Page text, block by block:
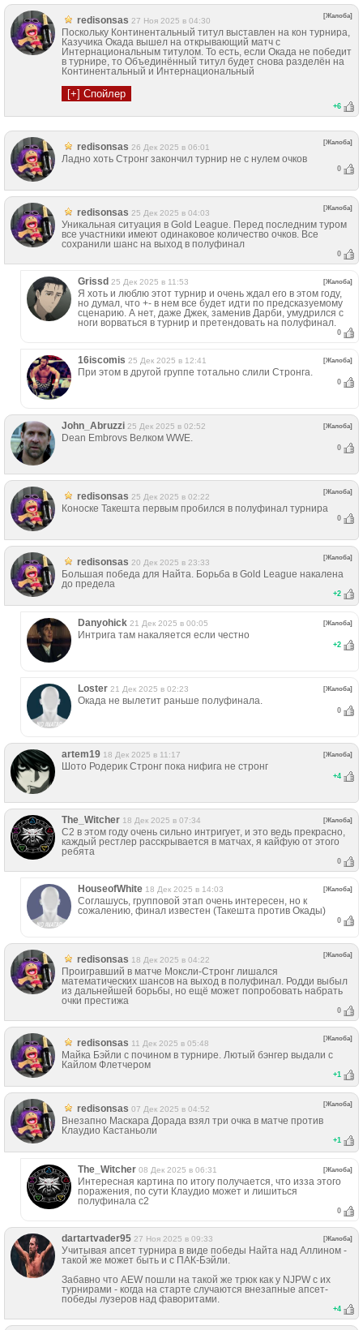
redisonsas 27 Ноя 2025 в 04:30
[Жалоба]
Поскольку Континентальный титул выставлен на кон турнира,
Казучика Окада вышел на открывающий матч с
Интернациональным титулом. То есть, если Окада не победит
в турнире, то Объединённый титул будет снова разделён на
Континентальный и Интернациональный
+6
redisonsas 26 Дек 2025 в 06:01
[Жалоба]
Ладно хоть Стронг закончил турнир не с нулем очков
0
redisonsas 25 Дек 2025 в 04:03
[Жалоба]
Уникальная ситуация в Gold League. Перед последним туром
все участники имеют одинаковое количество очков. Все
сохранили шанс на выход в полуфинал
0
Grissd 25 Дек 2025 в 11:53 [Жалоба]
Я хоть и люблю этот турнир и очень ждал его в этом году,
но думал, что +- в нем все будет идти по предсказуемому
сценарию. А нет, даже Джек, заменив Дарби, умудрился с
ноги ворваться в турнир и претендовать на полуфинал.
0
16iscomis 25 Дек 2025 в 12:41 [Жалоба]
При этом в другой группе тотально слили Стронга.
0
John_Abruzzi 25 Дек 2025 в 02:52 [Жалоба]
Dean Embrovs Велком WWE.
0
redisonsas 25 Дек 2025 в 02:22
[Жалоба]
Коноске Такешта первым пробился в полуфинал турнира
0
redisonsas 20 Дек 2025 в 23:33
[Жалоба]
Большая победа для Найта. Борьба в Gold League накалена
до предела
+2
Danyohick 21 Дек 2025 в 00:05 [Жалоба]
Интрига там накаляется если честно
+2
Loster 21 Дек 2025 в 02:23 [Жалоба]
Окада не вылетит раньше полуфинала.
0
artem19 18 Дек 2025 в 11:17 [Жалоба]
Шото Родерик Стронг пока нифига не стронг
+4
The_Witcher 18 Дек 2025 в 07:34 [Жалоба]
С2 в этом году очень сильно интригует, и это ведь прекрасно,
каждый рестлер расскрывается в матчах, я кайфую от этого
ребята
0
HouseofWhite 18 Дек 2025 в 14:03 [Жалоба]
Соглашусь, групповой этап очень интересен, но к
сожалению, финал известен (Такешта против Окады)
0
redisonsas 18 Дек 2025 в 04:22
[Жалоба]
Проигравший в матче Моксли-Стронг лишался
математических шансов на выход в полуфинал. Родди выбыл
из дальнейшей борьбы, но ещё может попробовать набрать
очки престижа
0
redisonsas 11 Дек 2025 в 05:48
[Жалоба]
Майка Бэйли с почином в турнире. Лютый бэнгер выдали с
Кайлом Флетчером
+1
redisonsas 07 Дек 2025 в 04:52
[Жалоба]
Внезапно Маскара Дорада взял три очка в матче против
Клаудио Кастаньоли
+1
The_Witcher 08 Дек 2025 в 06:31 [Жалоба]
Интересная картина по итогу получается, что изза этого
поражения, по сути Клаудио может и лишиться
полуфинала c2
0
dartartvader95 27 Ноя 2025 в 09:33 [Жалоба]
Учитывая апсет турнира в виде победы Найта над Аллином -
такой же может быть и с ПАК-Бэйли.
Забавно что AEW пошли на такой же трюк как у NJPW с их
турнирами - когда на старте случаются внезапные апсет-
победы лузеров над фаворитами.
+4